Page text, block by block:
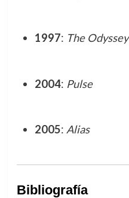
1997: The Odyssey
2004: Pulse
2005: Alias
Bibliografía